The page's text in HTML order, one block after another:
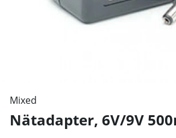
Mixed
Nätadapter, 6V/9V